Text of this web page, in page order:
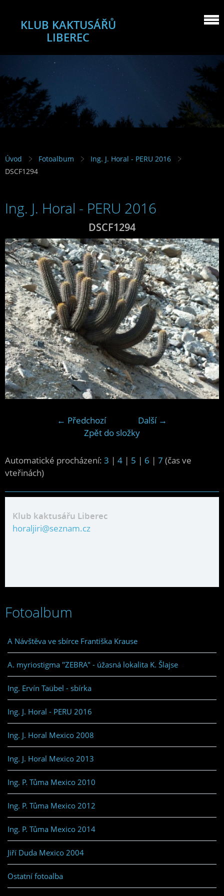
KLUB KAKTUSÁŘŮ
LIBEREC
Úvod Fotoalbum
Ing. J. Horal - PERU 2016
DSCF1294
Ing. J. Horal - PERU 2016
DSCF1294
← Předchozí
Další →
Zpět do složky
Automatické procházení: 3 | 4 | 5 | 6 | 7 (čas ve
vteřinách)
Klub kaktusářu Liberec
horaljiri@seznam.cz
Fotoalbum
A Návštěva ve sbírce Františka Krause
A. myriostigma "ZEBRA" - úžasná lokalita K. Šlajse
Ing. Ervín Taübel - sbírka
Ing. J. Horal - PERU 2016
Ing. J. Horal Mexico 2008
Ing. J. Horal Mexico 2013
Ing. P. Tůma Mexico 2010
Ing. P. Tůma Mexico 2012
Ing. P. Tůma Mexico 2014
Jiří Duda Mexico 2004
Ostatní fotoalba